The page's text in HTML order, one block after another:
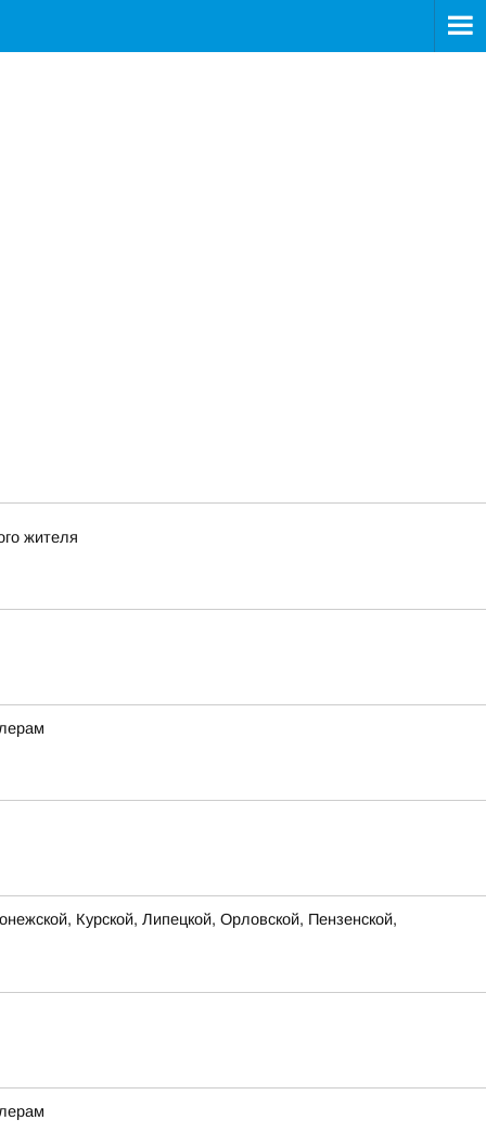
жителя
Курской, Липецкой, Орловской, Пензенской,